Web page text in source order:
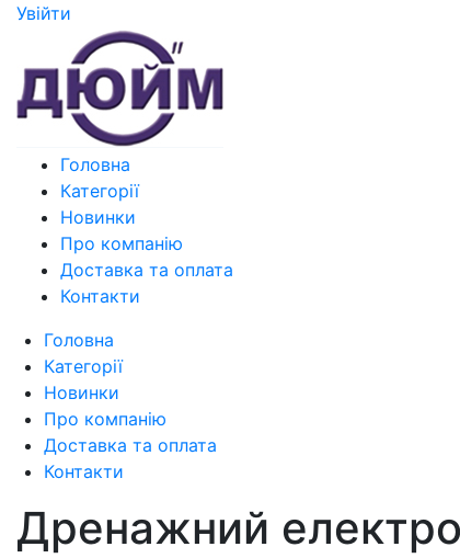
Увiйти
Головна
Категорії
Новинки
Про компанію
Доставка та оплата
Контакти
Головна
Категорії
Новинки
Про компанію
Доставка та оплата
Контакти
Дренажний